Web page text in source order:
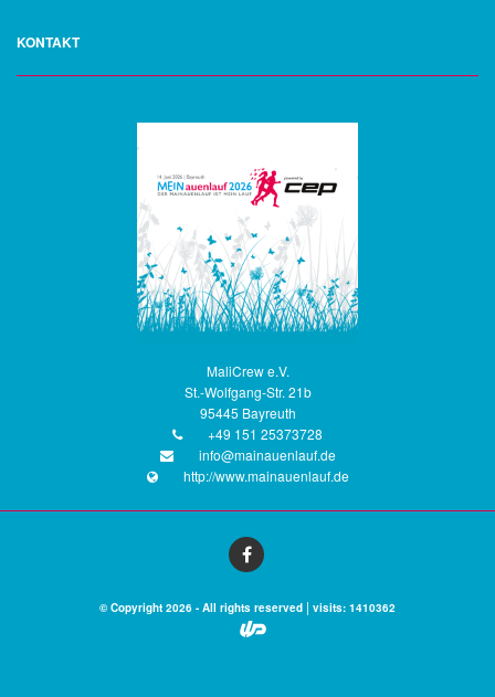
KONTAKT
MaliCrew e.V.
St.-Wolfgang-Str. 21b
95445 Bayreuth
+49 151 25373728
info@mainauenlauf.de
http://www.mainauenlauf.de
© Copyright 2026 - All rights reserved | visits: 1410362